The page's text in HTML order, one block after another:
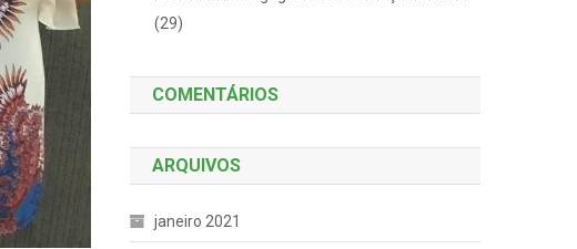
(29)
COMENTÁRIOS
ARQUIVOS
janeiro 2021